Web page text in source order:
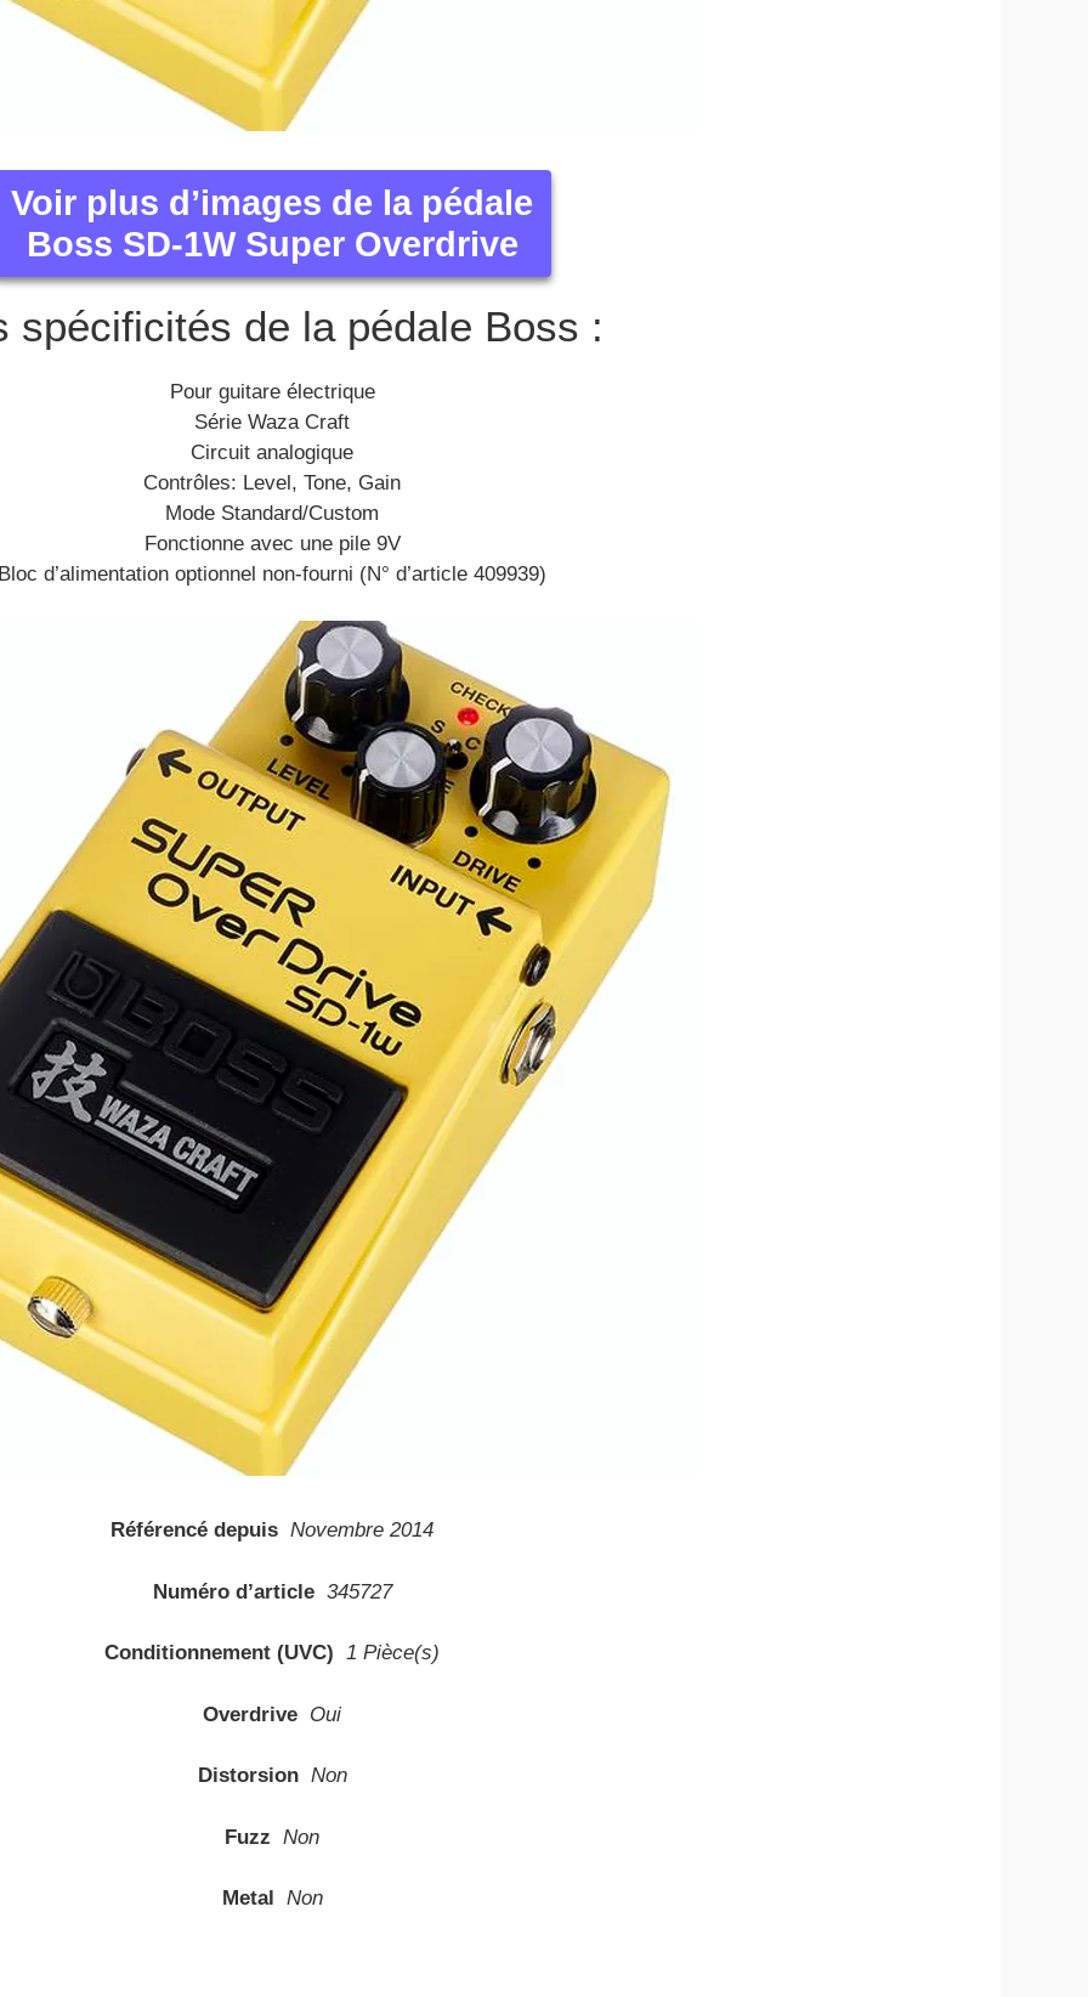
Voir plus d’images de la pédale
Boss SD-1W Super Overdrive
spécificités de la pédale Boss :
Pour guitare électrique
Série Waza Craft
Circuit analogique
Contrôles: Level, Tone, Gain
Mode Standard/Custom
Fonctionne avec une pile 9V
d’alimentation optionnel non-fourni (N° d’article 409939)
Référencé depuis Novembre 2014
Numéro d’article 345727
Conditionnement (UVC) 1 Pièce(s)
Overdrive Oui
Distorsion Non
Fuzz Non
Metal Non